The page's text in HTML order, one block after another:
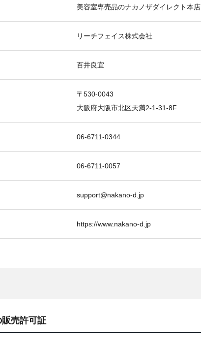
美容室専売品のナカノザダイレクト本店
リーチフェイス株式会社
百井良宜
〒530-0043
大阪府大阪市北区天満2-1-31-8F
06-6711-0344
06-6711-0057
support@nakano-d.jp
https://www.nakano-d.jp
売許可証